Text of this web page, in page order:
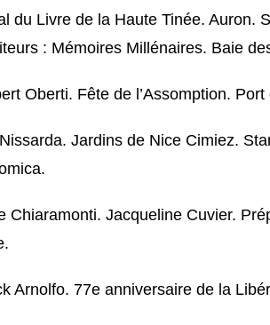
du Livre de la Haute Tinée. Auron.
: Mémoires Millénaires. Baie
Oberti. Fête de l’Assomption.
Jardins de Nice Cimiez.
Chiaramonti. Jacqueline Cuvier.
Arnolfo. 77e anniversaire de la